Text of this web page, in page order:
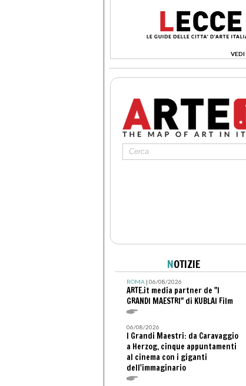
>
NOTIZIE
ROMA| 06/08/2026
ARTE.it media partner de "I
GRANDI MAESTRI" di KUBLAI Film
06/08/2026
I Grandi Maestri: da Caravaggio
a Herzog, cinque appuntamenti
al cinema con i giganti
dell'immaginario